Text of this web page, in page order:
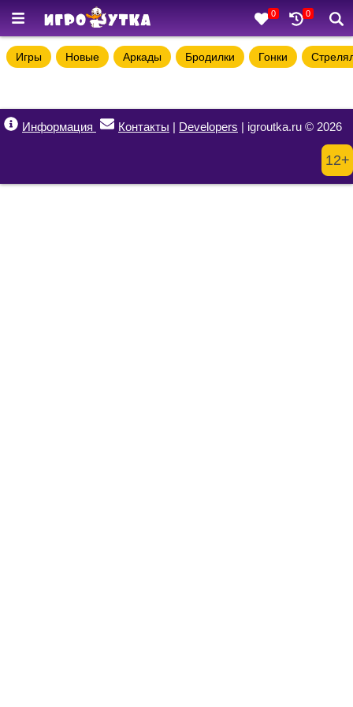
0 0
Игры Новые Аркады Бродилки Гонки
Информация Контакты | Developers | igroutka.ru © 2026
12+